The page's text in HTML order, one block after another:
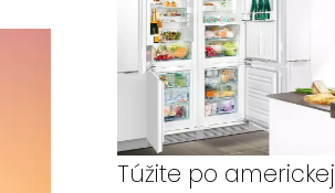
Túžite po americkej